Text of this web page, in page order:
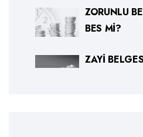
ZORUNLU
BES MI?
ZAYI